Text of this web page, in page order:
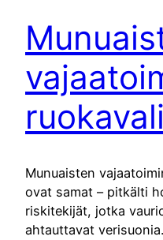
Munuaisten
ovat samat – pitkälti
riskitekijät, jotka
ahtauttavat